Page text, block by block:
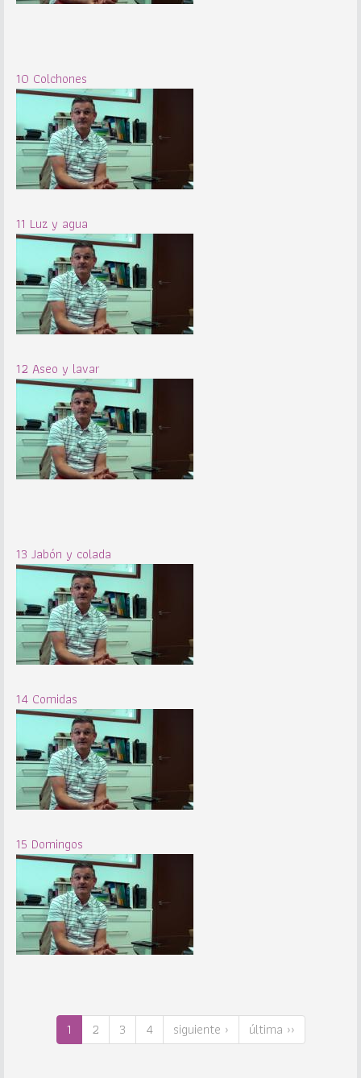
10 Colchones
11 Luz y agua
12 Aseo y lavar
13 Jabón y colada
14 Comidas
15 Domingos
1 2 3 4 siguiente › última ››